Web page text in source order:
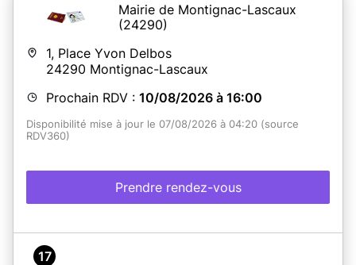
Mairie de Montignac-Lascaux
(24290)
1, Place Yvon Delbos
24290 Montignac-Lascaux
Prochain RDV : 10/08/2026 à 16:00
Disponibilité mise à jour le 07/08/2026 à 04:20 (source
RDV360)
Prendre rendez-vous
17